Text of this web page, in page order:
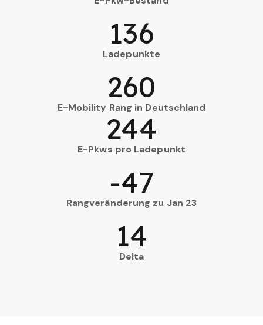
Ladepunkte
136
E-Mobility Rang in Deutschland
260
E-Pkws pro Ladepunkt
244
Rangveränderung zu Jan 23
-47
Delta
14